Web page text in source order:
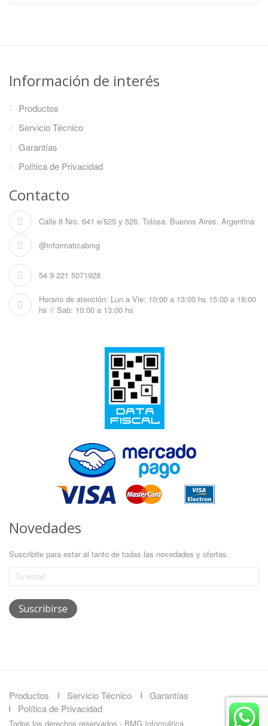
Información de interés
Productos
Servicio Técnico
Garantías
Política de Privacidad
Contacto
Calle 8 Nro. 641 e/525 y 526. Tolosa. Buenos Aires. Argentina
@informaticabmg
54 9 221 5071928
Horario de atención: Lun a Vie: 10:00 a 13:00 hs 15:00 a 18:00
hs // Sab: 10:00 a 13:00 hs
Novedades
Suscribite para estar al tanto de todas las novedades y ofertas.
Productos Servicio Técnico
Garantías
Política de Privacidad
Todos los derechos reservados - BMG Informática